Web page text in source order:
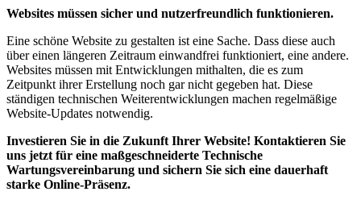
Websites müssen sicher und nutzerfreundlich funktionieren.
Eine schöne Website zu gestalten ist eine Sache. Dass diese auch
über einen längeren Zeitraum einwandfrei funktioniert, eine andere.
Websites müssen mit Entwicklungen mithalten, die es zum
Zeitpunkt ihrer Erstellung noch gar nicht gegeben hat. Diese
ständigen technischen Weiterentwicklungen machen regelmäßige
Website-Updates notwendig.
Investieren Sie in die Zukunft Ihrer Website! Kontaktieren Sie
uns jetzt für eine maßgeschneiderte Technische
Wartungsvereinbarung und sichern Sie sich eine dauerhaft
starke Online-Präsenz.